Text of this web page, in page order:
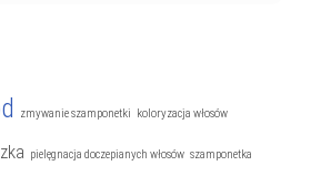
zmywanie szamponetki koloryzacja włosów
pielęgnacja doczepianych włosów szamponetka